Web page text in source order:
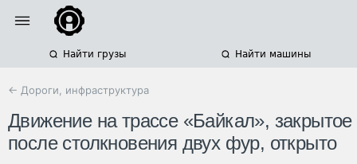
Найти грузы Найти машины
← Дороги, инфраструктура
Движение на трассе «Байкал», закрытое
после столкновения двух фур, открыто